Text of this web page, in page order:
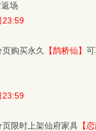
场
23:59
购买永久
【鹊桥仙】
23:59
限时上架仙府家具 【